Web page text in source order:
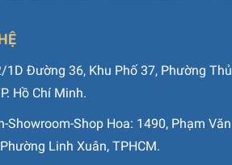
1D Đường 36, Khu Phố 37, Phường Thủ
Hồ Chí Minh.
Showroom-Shop Hoa: 1490, Phạm Văn
Linh Xuân, TPHCM.